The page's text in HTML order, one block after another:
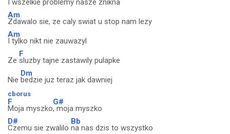
I wszelkie problemy nasze znikna
Am
Zdawalo sie, ze caly swiat u stop nam lezy
Am
I tylko nikt nie zauwazyl
Ze
F
sluzby tajne zastawily pulapke
Nie
Dm
bedzie juz teraz jak dawniej
cborus
F
Moja myszko
G#
, moja myszko
D#
Czemu sie zwalilo
Bb
na nas dzis to wszystko